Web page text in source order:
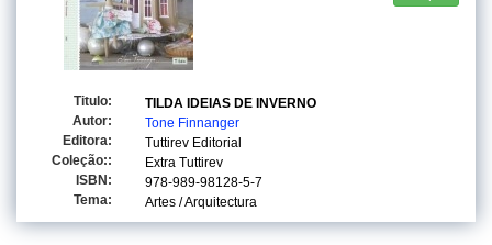
Titulo:
TILDA IDEIAS DE INVERNO
Autor:
Tone Finnanger
Editora:
Tuttirev Editorial
Coleção::
Extra Tuttirev
ISBN:
978-989-98128-5-7
Tema:
Artes / Arquitectura